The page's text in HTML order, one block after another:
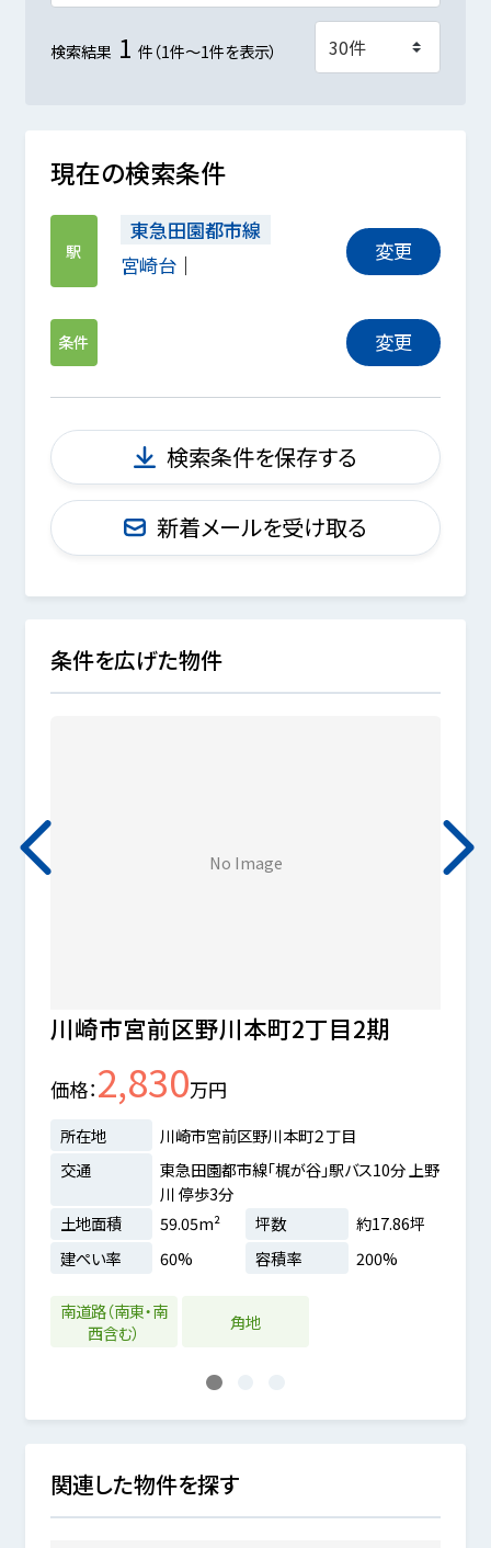
検索結果 1 件（1件～1件を表示）
現在の検索条件
駅
東急田園都市線
宮崎台
変更
条件 変更
検索条件を保存する
新着メールを受け取る
条件を広げた物件
No Image
川崎市宮前区野川本町2丁目2期
価格 2,830万円
所在地
川崎市宮前区野川本町２丁目
交通
東急田園都市線「梶が谷」駅バス10分 上野
川 停歩3分
土地面積
59.05m² 坪数
約17.86坪
建ぺい率
60% 容積率 200%
南道路（南東・南
西含む）
角地
1
関連した物件を探す